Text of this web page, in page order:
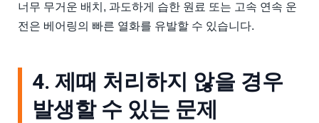
너무 무거운 배치, 과도하게 습한 원료 또는 고속 연속 운
전은 베어링의 빠른 열화를 유발할 수 있습니다.
4. 제때 처리하지 않을 경우
발생할 수 있는 문제